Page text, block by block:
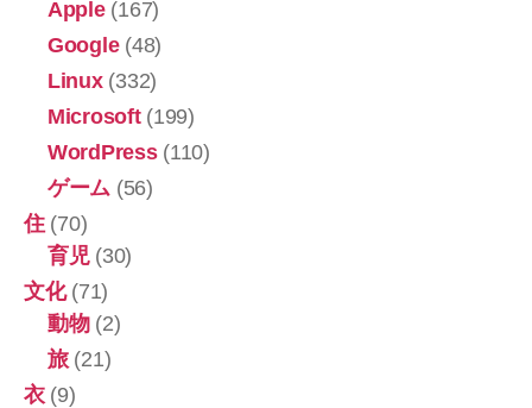
Apple(167)
Google(48)
Linux(332)
Microsoft(199)
WordPress(110)
ゲーム (56)
住(70)
育児(30)
文化(71)
動物(2)
旅(21)
衣(9)